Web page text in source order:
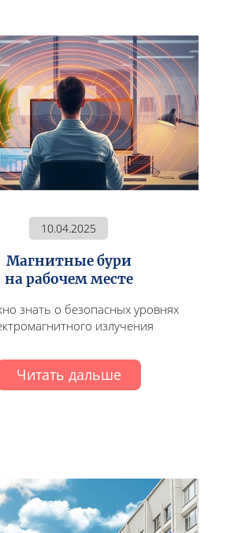
10.04.2025
Магнитные бури
на рабочем месте
знать о безопасных уровнях
излучения
Читать дальше